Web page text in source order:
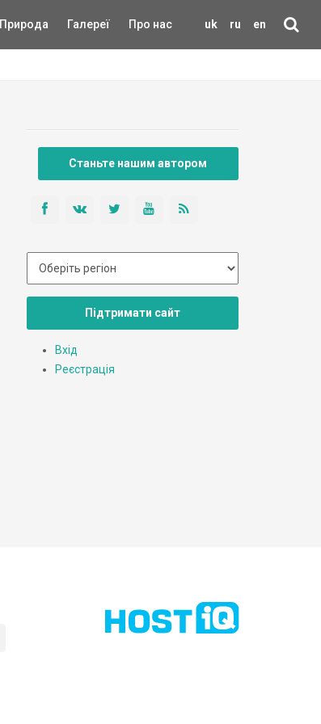
uk ru en
Природа Галереї Про нас
Станьте нашим автором
Підтримати сайт
Вхід
Реєстрація